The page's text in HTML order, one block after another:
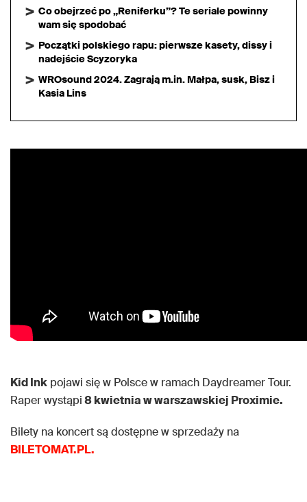
Co obejrzeć po „Reniferku”? Te seriale powinny
wam się spodobać
Początki polskiego rapu: pierwsze kasety, dissy i
nadejście Scyzoryka
WROsound 2024. Zagrają m.in. Małpa, susk, Bisz i
Kasia Lins
Kid Ink pojawi się w Polsce w ramach Daydreamer Tour.
Raper wystąpi8 kwietnia w warszawskiej Proximie.
Bilety na koncert są dostępne w sprzedaży na
BILETOMAT.PL.